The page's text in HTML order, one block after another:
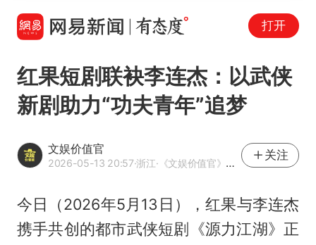
打开
红果短剧联袂李连杰：以武侠
新剧助力“功夫青年”追梦
文娱价值官
2026-05-13 20:57·浙江·《文娱价值官》官方网易号
关注
今日（2026年5月13日），红果与李连杰
携手共创的都市武侠短剧《源力江湖》正